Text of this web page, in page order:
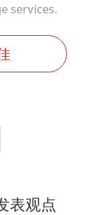
services.
表观点